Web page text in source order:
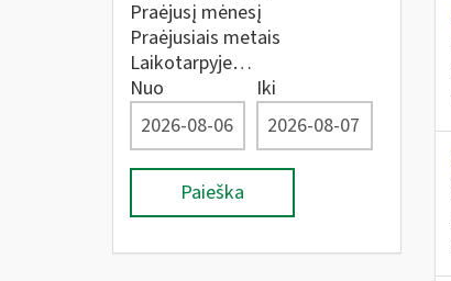
Praėjusį mėnesį
Praėjusiais metais
Laikotarpyje…
Nuo
Iki
Paieška